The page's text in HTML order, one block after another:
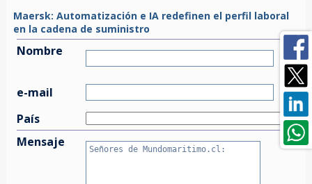
Maersk: Automatización e IA redefinen el perfil laboral
en la cadena de suministro
Nombre
e-mail
País
Mensaje